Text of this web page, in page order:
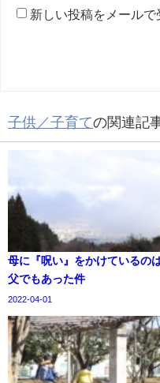
新しい投稿をメールで
子供／子育ての関連記
母に『呪い』をかけているの
父でもあった件
2022-04-01